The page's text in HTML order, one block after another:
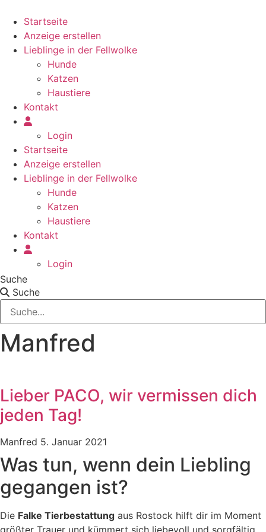
Inhalt
springen
Startseite
Anzeige erstellen
Lieblinge in der Fellwolke
Hunde
Katzen
Haustiere
Kontakt
Login
Startseite
Anzeige erstellen
Lieblinge in der Fellwolke
Hunde
Katzen
Haustiere
Kontakt
Login
Suche
Suche
Manfred
Lieber PACO, wir vermissen dich
jeden Tag!
Manfred 5. Januar 2021
Was tun, wenn dein Liebling
gegangen ist?
Die Falke Tierbestattung aus Rostock hilft dir im Moment
größter Trauer und kümmert sich liebevoll und sorgfältig